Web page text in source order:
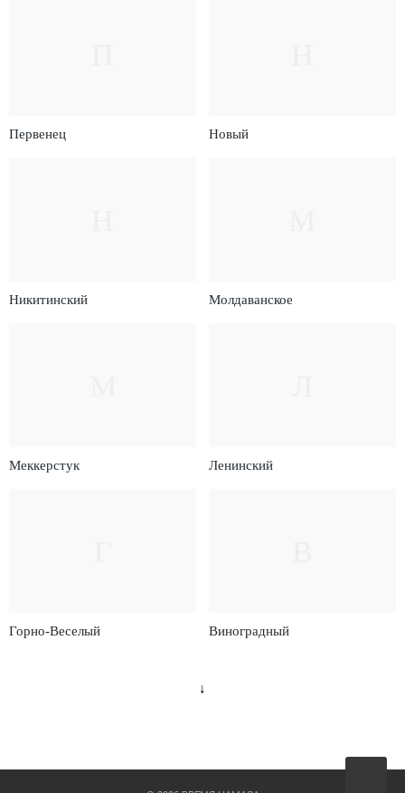
Первенец Новый
Никитинский Молдаванское
Меккерстук Ленинский
Горно-Веселый Виноградный
↓